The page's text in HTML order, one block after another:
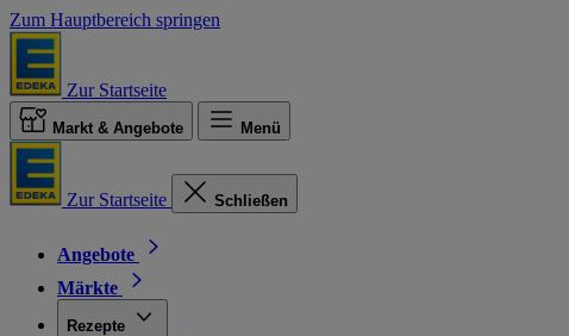
Zum Hauptbereich springen
Zur Startseite
Markt & Angebote Menü
Zur Startseite Schließen
Angebote
Märkte
Rezepte